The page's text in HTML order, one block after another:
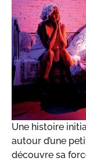
Une histoire
autour d’une
découvre sa